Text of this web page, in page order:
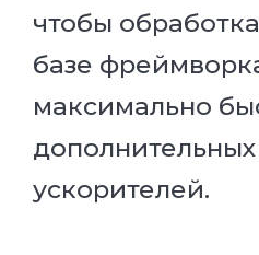
чтобы
базе
максимально
ускорителей.